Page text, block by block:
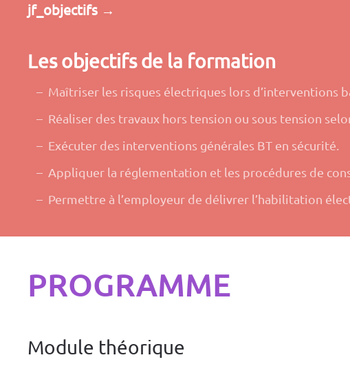
jf_objectifs →
Les objectifsde la formation
Maîtriser les risques électriques lors d’interventions
Réaliser des travaux hors tension ou sous tension
Exécuter des interventions générales BT en sécurité.
Appliquer la réglementation et les procédures de
Permettre à l’employeur de délivrer l’habilitation
PROGRAMME
Module théorique